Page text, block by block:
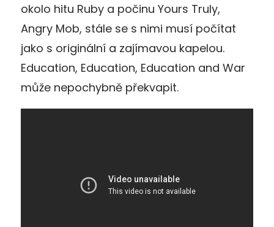
okolo hitu Ruby a počinu Yours Truly,
Angry Mob, stále se s nimi musí počítat
jako s originální a zajímavou kapelou.
Education, Education, Education and War
může nepochybně překvapit.